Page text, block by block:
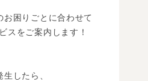
困りごとに合わせて
をご案内します！
したら、